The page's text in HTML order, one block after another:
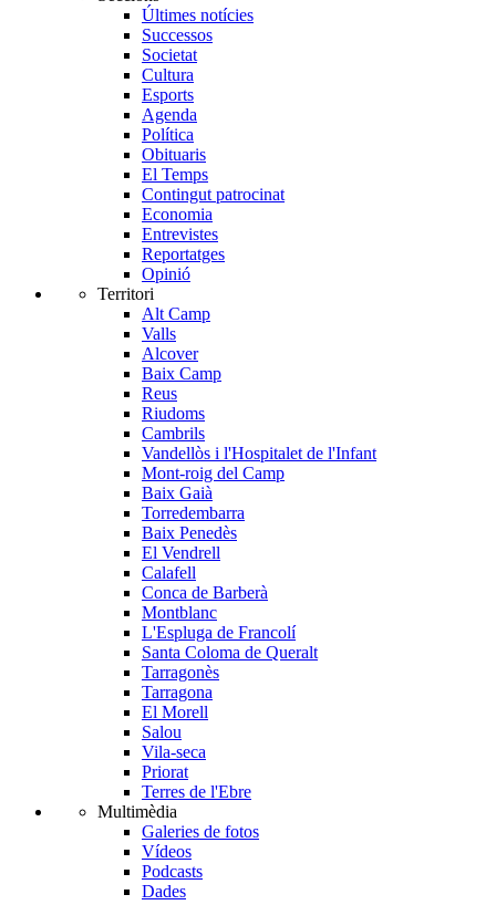
Últimes notícies
Successos
Societat
Cultura
Esports
Agenda
Política
Obituaris
El Temps
Contingut patrocinat
Economia
Entrevistes
Reportatges
Opinió
Territori
Alt Camp
Valls
Alcover
Baix Camp
Reus
Riudoms
Cambrils
Vandellòs i l'Hospitalet de l'Infant
Mont-roig del Camp
Baix Gaià
Torredembarra
Baix Penedès
El Vendrell
Calafell
Conca de Barberà
Montblanc
L'Espluga de Francolí
Santa Coloma de Queralt
Tarragonès
Tarragona
El Morell
Salou
Vila-seca
Priorat
Terres de l'Ebre
Multimèdia
Galeries de fotos
Vídeos
Podcasts
Dades